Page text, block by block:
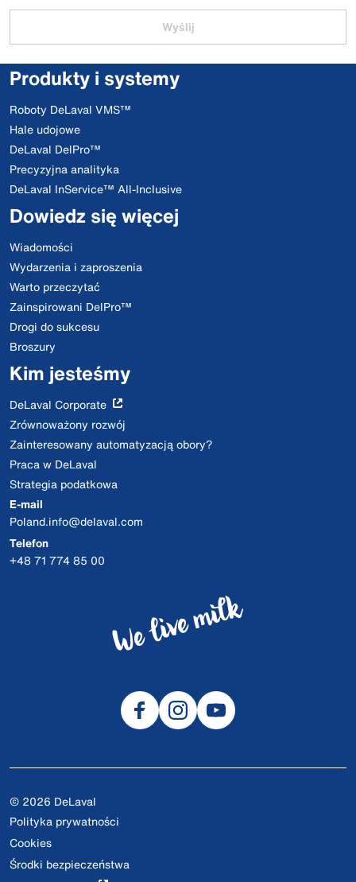
Wyślij
Produkty i systemy
Roboty DeLaval VMS™
Hale udojowe
DeLaval DelPro™
Precyzyjna analityka
DeLaval InService™ All-Inclusive
Dowiedz się więcej
Wiadomości
Wydarzenia i zaproszenia
Warto przeczytać
Zainspirowani DelPro™
Drogi do sukcesu
Broszury
Kim jesteśmy
DeLaval Corporate
Zrównoważony rozwój
Zainteresowany automatyzacją obory?
Praca w DeLaval
Strategia podatkowa
E-mail
Poland.info@delaval.com
Telefon
+48 71 774 85 00
© 2026 DeLaval
Polityka prywatności
Cookies
Środki bezpieczeństwa